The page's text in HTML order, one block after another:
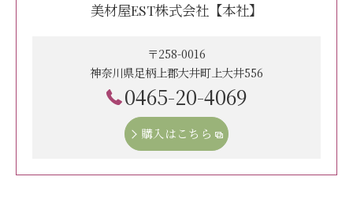
美材屋EST株式会社【本社】
〒258-0016
神奈川県足柄上郡大井町上大井556
0465-20-4069
購入はこちら